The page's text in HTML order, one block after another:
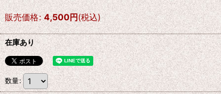
販売価格: 4,500円(税込)
在庫あり
数量: